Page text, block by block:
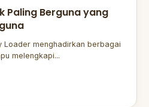
Paling Berguna yang
Loader menghadirkan berbagai
melengkapi...